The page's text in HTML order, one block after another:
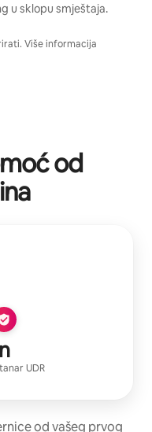
u sklopu smještaja.
Više informacija
od
UDR
od vašeg prvog